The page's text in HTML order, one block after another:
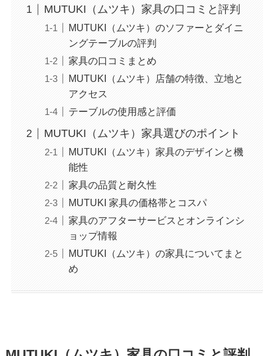
MUTUKI（ムツキ）家具の口コミと評判
MUTUKI（ムツキ）のソファーとダイニ
ングテーブルの評判
家具の口コミまとめ
MUTUKI（ムツキ）店舗の特徴、立地と
アクセス
テーブルの使用感と評価
MUTUKI（ムツキ）家具選びのポイント
MUTUKI（ムツキ）家具のデザインと機
能性
家具の品質と耐久性
MUTUKI 家具の価格帯とコスパ
家具のアフターサービスとオンラインシ
ョップ情報
MUTUKI（ムツキ）の家具についてまと
め